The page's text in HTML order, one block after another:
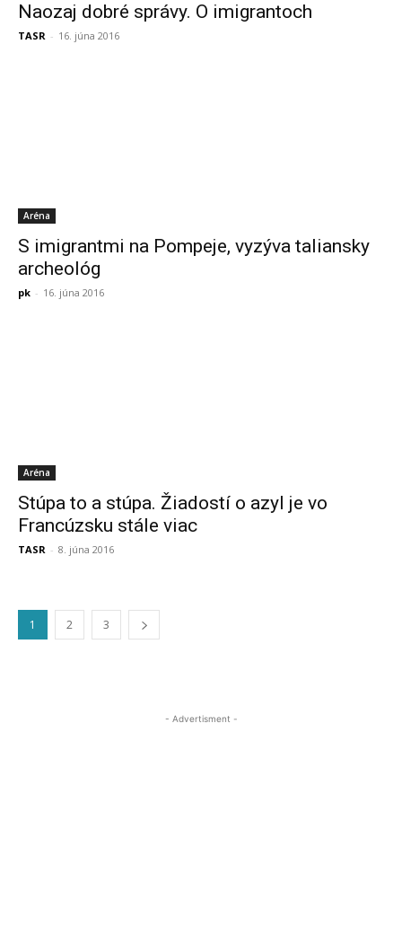
Naozaj dobré správy. O imigrantoch
TASR - 16. júna 2016
Aréna
S imigrantmi na Pompeje, vyzýva taliansky
archeológ
pk - 16. júna 2016
Aréna
Stúpa to a stúpa. Žiadostí o azyl je vo
Francúzsku stále viac
TASR - 8. júna 2016
1 2 3
- Advertisment -